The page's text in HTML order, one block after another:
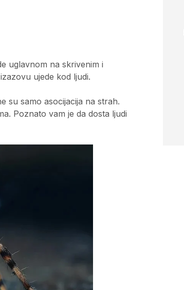
uglavnom na skrivenim i
ujede kod ljudi.
su samo asocijacija na strah.
Poznato vam je da dosta ljudi